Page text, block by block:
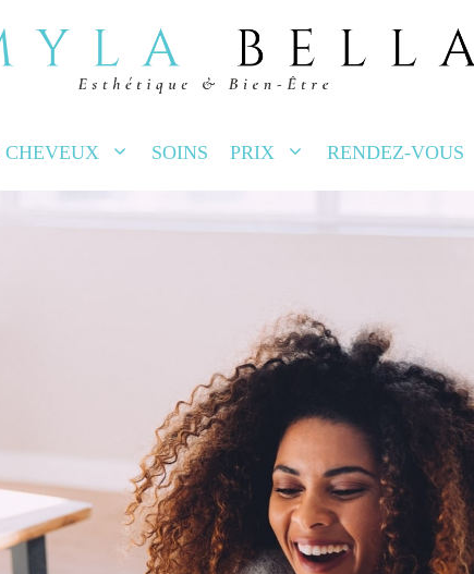
CHEVEUX SOINS PRIX RENDEZ-VOUS
chez vous, partout au Québec. Une
Les places sont limitées, réservez votre
s'appliquer selon votre région.)